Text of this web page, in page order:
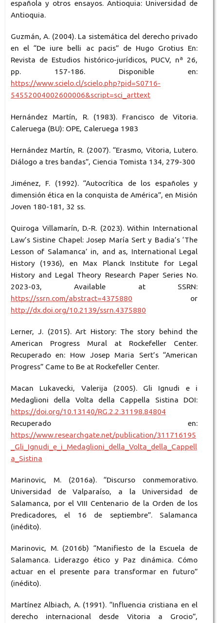
española y otros ensayos. Antioquia: Universidad de
Antioquia.
Guzmán, A. (2004). La sistemática del derecho privado
en el “De iure belli ac pacis” de Hugo Grotius En:
Revista de Estudios histórico-jurídicos, PUCV, nª 26,
pp. 157-186. Disponible en:
https://www.scielo.cl/scielo.php?pid=S0716-
54552004002600006&script=sci_arttext
Hernández Martín, R. (1983). Francisco de Vitoria.
Caleruega (BU): OPE, Caleruega 1983
Hernández Martín, R. (2007). “Erasmo, Vitoria, Lutero.
Diálogo a tres bandas”, Ciencia Tomista 134, 279-300
Jiménez, F. (1992). “Autocrítica de los españoles y
dimensión ética en la conquista de América”, en Misión
Joven 180-181, 32 ss.
Quiroga Villamarín, D.-R. (2023). Within International
Law’s Sistine Chapel: Josep María Sert y Badia’s ‘The
Lesson of Salamanca’ in, and as, International Legal
History (1936), en Max Planck Institute for Legal
History and Legal Theory Research Paper Series No.
2023-03, Available at SSRN:
https://ssrn.com/abstract=4375880 or
http://dx.doi.org/10.2139/ssrn.4375880
Lerner, J. (2015). Art History: The story behind the
American Progress Mural at Rockefeller Center.
Recuperado en: How Josep Maria Sert’s “American
Progress” Came to Be at Rockefeller Center.
Macan Lukavecki, Valerija (2005). Gli Ignudi e i
Medaglioni della Volta della Cappella Sistina DOI:
https://doi.org/10.13140/RG.2.2.31198.84804
Recuperado en:
https://www.researchgate.net/publication/311716195
_Gli_Ignudi_e_i_Medaglioni_della_Volta_della_Cappell
a_Sistina
Marinovic, M. (2016a). “Discurso conmemorativo.
Universidad de Valparaíso, a la Universidad de
Salamanca, por el VIII Centenario de la Orden de los
Predicadores, el 16 de septiembre”. Salamanca
(inédito).
Marinovic, M. (2016b) “Manifiesto de la Escuela de
Salamanca. Liderazgo ético y Paz dinámica. Cómo
actuar en el presente para transformar en futuro”
(inédito).
Martínez Albiach, A. (1991). “Influencia cristiana en el
derecho internacional desde Vitoria a Grocio”,